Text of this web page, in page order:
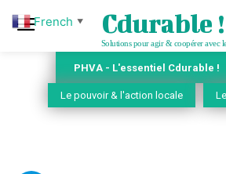
Cdurable !
Solutions pour agir & coopérer avec
PHVA - L'essentiel Cdurable !
Le pouvoir & l'action locale
French ▼